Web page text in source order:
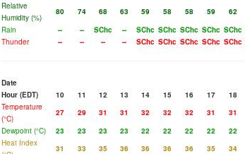
Relative
Humidity (%)
80 74 68 63 59 58 58 59 62
Rain
-- -- SChc -- SChc SChc SChc SChc SChc
Thunder
-- -- -- -- SChc SChc SChc SChc SChc
Date
Hour (EDT)
10 11 12 13 14 15 16 17 18
Temperature
(°C)
27 29 31 31 32 32 32 31 31
Dewpoint (°C)
23 23 23 23 22 22 22 22 22
Heat Index
31 33 35 36 36 36 36 35 34